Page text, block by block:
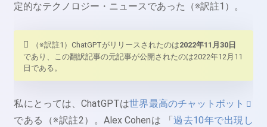
定的なテクノロジー・ニュースであった（※訳註1）。
（※訳註1）ChatGPTがリリースされたのは2022年11月30日
であり、この翻訳記事の元記事が公開されたのは2022年12月11
日である。
私にとっては、ChatGPTは世界最高のチャットボット
である（※訳註2）。Alex Cohenは 「過去10年で出現し